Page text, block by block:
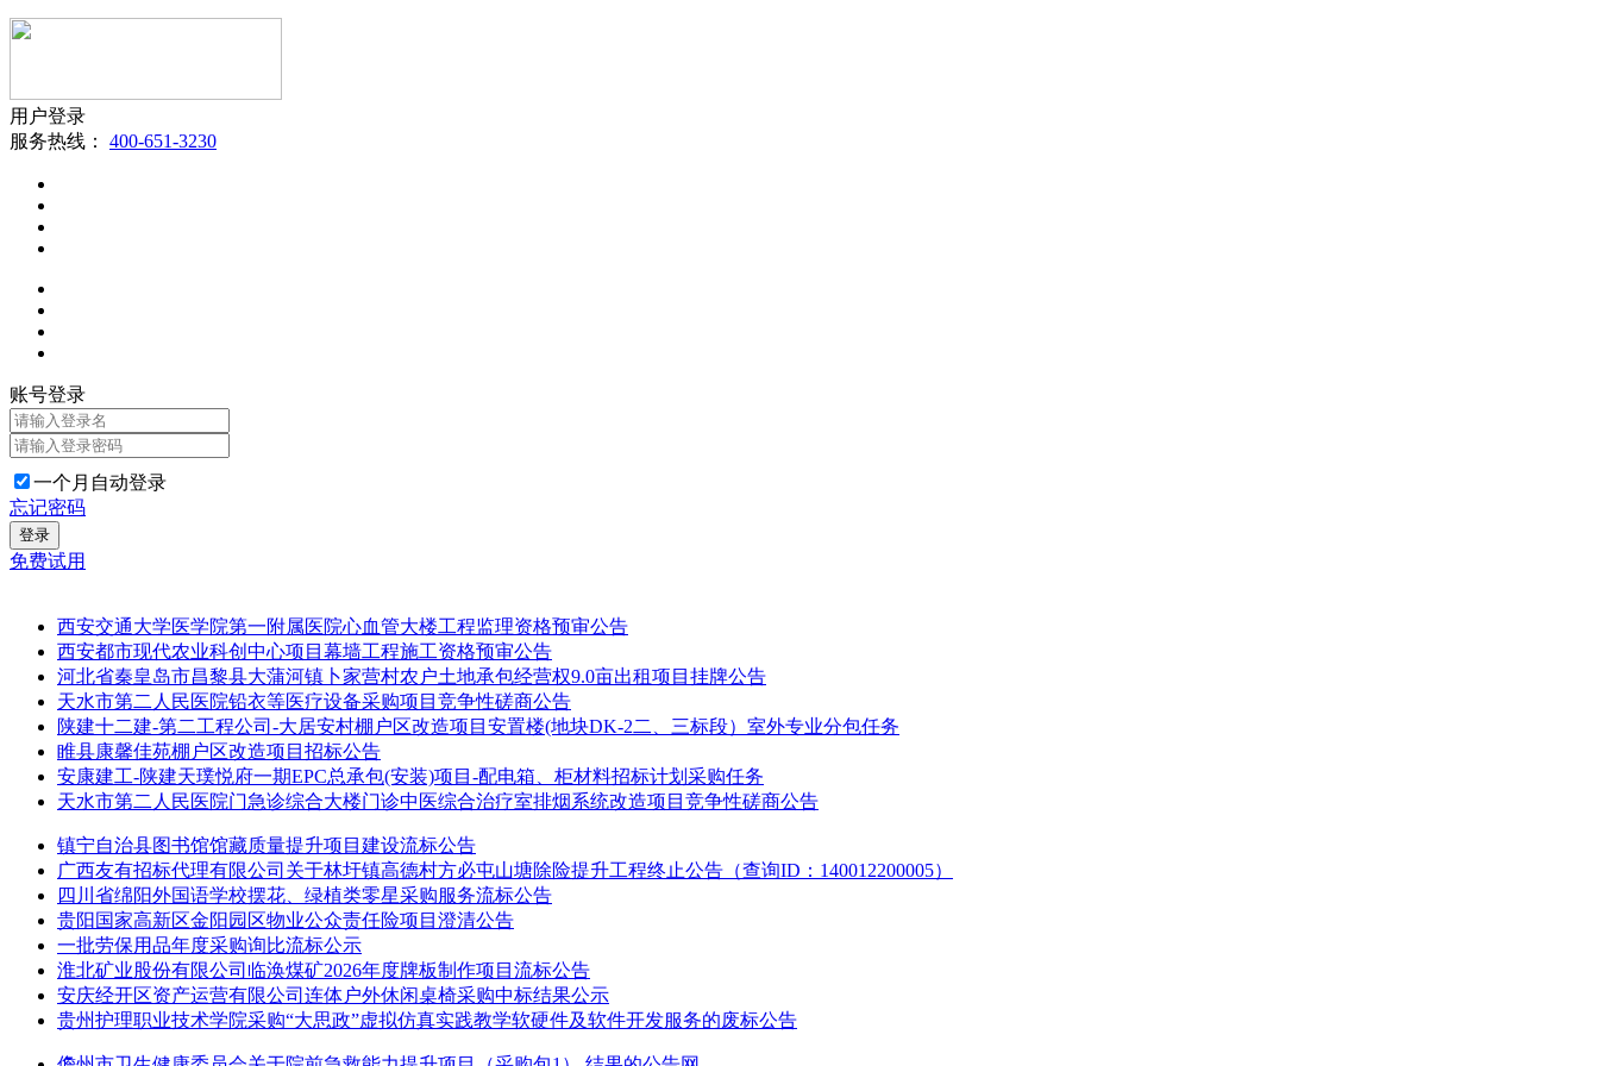
用户登录
服务热线： 400-651-3230
账号登录
一个月自动登录
忘记密码
登录
免费试用
西安交通大学医学院第一附属医院心血管大楼工程监理资格预审公告
西安都市现代农业科创中心项目幕墙工程施工资格预审公告
河北省秦皇岛市昌黎县大蒲河镇卜家营村农户土地承包经营权9.0亩出租项目挂牌公告
天水市第二人民医院铅衣等医疗设备采购项目竞争性磋商公告
陕建十二建-第二工程公司-大居安村棚户区改造项目安置楼(地块DK-2二、三标段）室外专业分包任务
睢县康馨佳苑棚户区改造项目招标公告
安康建工-陕建天璞悦府一期EPC总承包(安装)项目-配电箱、柜材料招标计划采购任务
天水市第二人民医院门急诊综合大楼门诊中医综合治疗室排烟系统改造项目竞争性磋商公告
镇宁自治县图书馆馆藏质量提升项目建设流标公告
广西友有招标代理有限公司关于林圩镇高德村方必屯山塘除险提升工程终止公告（查询ID：140012200005）
四川省绵阳外国语学校摆花、绿植类零星采购服务流标公告
贵阳国家高新区金阳园区物业公众责任险项目澄清公告
一批劳保用品年度采购询比流标公示
淮北矿业股份有限公司临涣煤矿2026年度牌板制作项目流标公告
安庆经开区资产运营有限公司连体户外休闲桌椅采购中标结果公示
贵州护理职业技术学院采购“大思政”虚拟仿真实践教学软硬件及软件开发服务的废标公告